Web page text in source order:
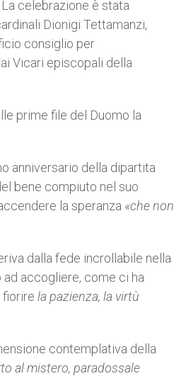
celebrazione è stata
Dionigi Tettamanzi,
consiglio per
Vicari episcopali della
prime file del Duomo la
anniversario della dipartita
bene compiuto nel suo
la speranza «che non
dalla fede incrollabile nella
ad accogliere, come ci ha
fiorire la pazienza, la virtù
contemplativa della
al mistero, paradossale